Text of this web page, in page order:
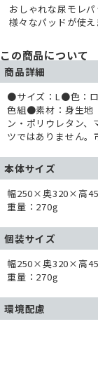
おしゃれな尿モレ
様々なパッドが使え
この商品について
商品詳細
●サイズ：L●色：ロ
色組●素材：身生地
ン・ポリウレタン
ツではありません
本体サイズ
幅250×奥320×高
重量：270g
個装サイズ
幅250×奥320×高
重量：270g
環境配慮